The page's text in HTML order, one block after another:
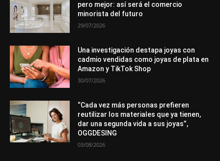
pero mejor: así será el comercio
minorista del futuro
29/07/2026
Una investigación destapa joyas con
cadmio vendidas como joyas de plata en
Amazon y TikTok Shop
30/07/2026
“Cada vez más personas prefieren
reutilizar los materiales que ya tienen,
dar una segunda vida a sus joyas”,
OGGDESING
03/08/2026